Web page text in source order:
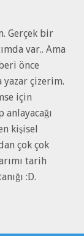
Gerçek bir
var.. Ama
önce
yazar çizerim.
için
anlayacağı
kişisel
çok çok
tarih
:D.